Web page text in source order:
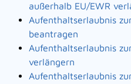
außerhalb EU/EWR
Aufenthaltserlaubnis
beantragen
Aufenthaltserlaubnis
verlängern
Aufenthaltserlaubnis